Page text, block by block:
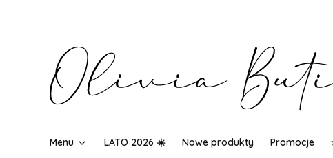
Menu LATO 2026 ☀️ Nowe produkty Promocje